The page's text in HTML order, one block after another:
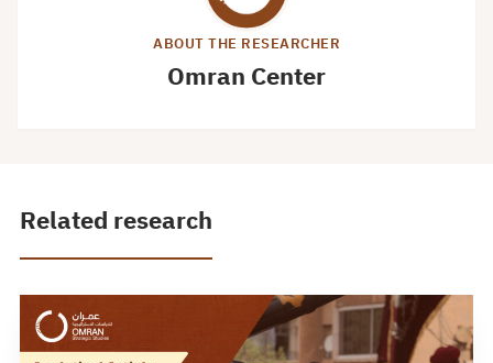
ABOUT THE RESEARCHER
Omran Center
Related research